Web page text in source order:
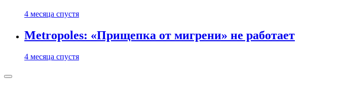
4 месяца спустя
Metropoles: «Прищепка от мигрени» не работает
4 месяца спустя